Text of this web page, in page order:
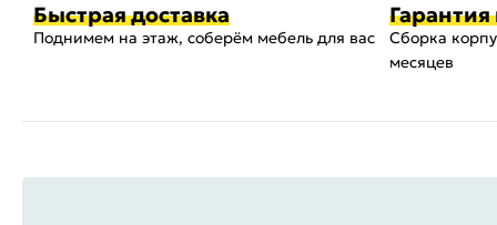
Быстрая доставка
Поднимем на этаж, соберём мебель для вас
Гарантия
Сборка
месяцев